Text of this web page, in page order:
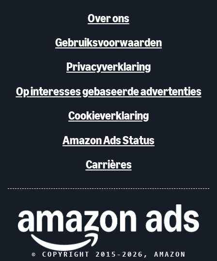
Over ons
Gebruiksvoorwaarden
Privacyverklaring
Op interesses gebaseerde advertenties
Cookieverklaring
Amazon Ads Status
Carrières
© COPYRIGHT 2015- 2026 , AMAZON